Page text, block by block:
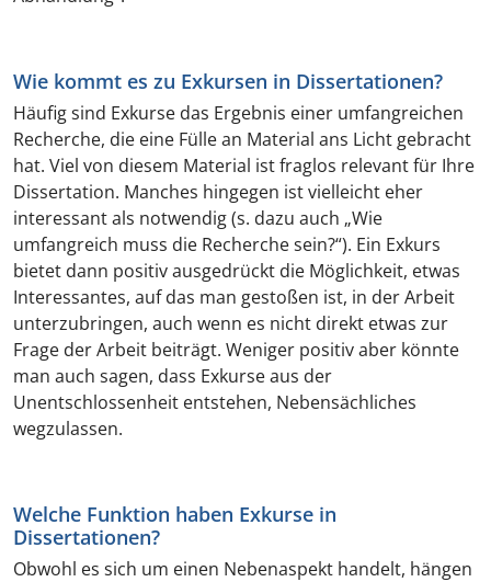
Wie kommt es zu Exkursen in Dissertationen?
Häufig sind Exkurse das Ergebnis einer umfangreichen
Recherche, die eine Fülle an Material ans Licht gebracht
hat. Viel von diesem Material ist fraglos relevant für Ihre
Dissertation. Manches hingegen ist vielleicht eher
interessant als notwendig (s. dazu auch „Wie
umfangreich muss die Recherche sein?“). Ein Exkurs
bietet dann positiv ausgedrückt die Möglichkeit, etwas
Interessantes, auf das man gestoßen ist, in der Arbeit
unterzubringen, auch wenn es nicht direkt etwas zur
Frage der Arbeit beiträgt. Weniger positiv aber könnte
man auch sagen, dass Exkurse aus der
Unentschlossenheit entstehen, Nebensächliches
wegzulassen.
Welche Funktion haben Exkurse in
Dissertationen?
Obwohl es sich um einen Nebenaspekt handelt, hängen